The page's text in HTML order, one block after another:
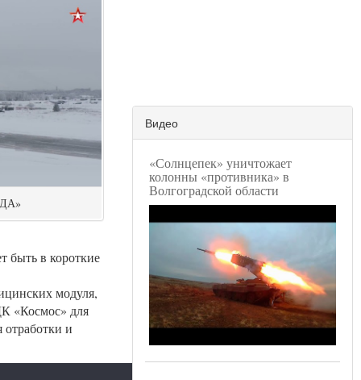
быть в короткие
модуля,
«Космос» для
и
Видео
«Солнцепек» уничтожает
колонны «противника» в
Волгоградской области